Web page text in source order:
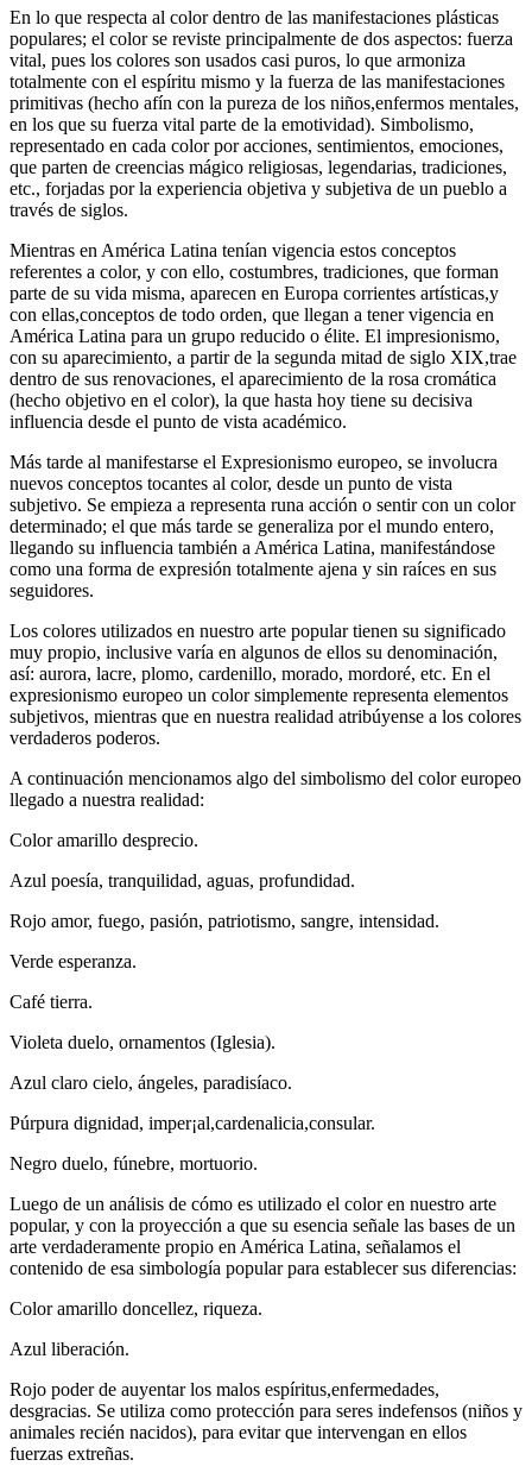
En lo que respecta al color dentro de las manifestaciones plásticas
populares; el color se reviste principalmente de dos aspectos: fuerza
vital, pues los colores son usados casi puros, lo que armoniza
totalmente con el espíritu mismo y la fuerza de las manifestaciones
primitivas (hecho afín con la pureza de los niños,enfermos mentales,
en los que su fuerza vital parte de la emotividad). Simbolismo,
representado en cada color por acciones, sentimientos, emociones,
que parten de creencias mágico religiosas, legendarias, tradiciones,
etc., forjadas por la experiencia objetiva y subjetiva de un pueblo a
través de siglos.
Mientras en América Latina tenían vigencia estos conceptos
referentes a color, y con ello, costumbres, tradiciones, que forman
parte de su vida misma, aparecen en Europa corrientes artísticas,y
con ellas,conceptos de todo orden, que llegan a tener vigencia en
América Latina para un grupo reducido o élite. El impresionismo,
con su aparecimiento, a partir de la segunda mitad de siglo XIX,trae
dentro de sus renovaciones, el aparecimiento de la rosa cromática
(hecho objetivo en el color), la que hasta hoy tiene su decisiva
influencia desde el punto de vista académico.
Más tarde al manifestarse el Expresionismo europeo, se involucra
nuevos conceptos tocantes al color, desde un punto de vista
subjetivo. Se empieza a representa runa acción o sentir con un color
determinado; el que más tarde se generaliza por el mundo entero,
llegando su influencia también a América Latina, manifestándose
como una forma de expresión totalmente ajena y sin raíces en sus
seguidores.
Los colores utilizados en nuestro arte popular tienen su significado
muy propio, inclusive varía en algunos de ellos su denominación,
así: aurora, lacre, plomo, cardenillo, morado, mordoré, etc. En el
expresionismo europeo un color simplemente representa elementos
subjetivos, mientras que en nuestra realidad atribúyense a los colores
verdaderos poderos.
A continuación mencionamos algo del simbolismo del color europeo
llegado a nuestra realidad:
Color amarillo desprecio.
Azul poesía, tranquilidad, aguas, profundidad.
Rojo amor, fuego, pasión, patriotismo, sangre, intensidad.
Verde esperanza.
Café tierra.
Violeta duelo, ornamentos (Iglesia).
Azul claro cielo, ángeles, paradisíaco.
Púrpura dignidad, imper¡al,cardenalicia,consular.
Negro duelo, fúnebre, mortuorio.
Luego de un análisis de cómo es utilizado el color en nuestro arte
popular, y con la proyección a que su esencia señale las bases de un
arte verdaderamente propio en América Latina, señalamos el
contenido de esa simbología popular para establecer sus diferencias:
Color amarillo doncellez, riqueza.
Azul liberación.
Rojo poder de auyentar los malos espíritus,enfermedades,
desgracias. Se utiliza como protección para seres indefensos (niños y
animales recién nacidos), para evitar que intervengan en ellos
fuerzas extreñas.